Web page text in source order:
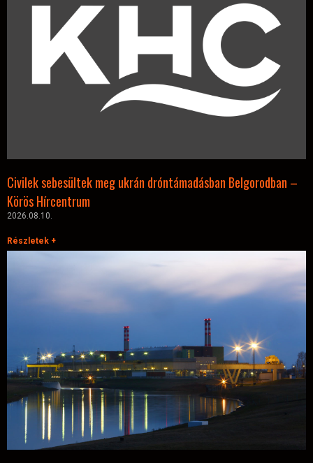
Civilek sebesültek meg ukrán dróntámadásban Belgorodban –
Körös Hírcentrum
2026.08.10.
Részletek +